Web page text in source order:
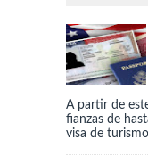
A partir de
fianzas de
visa de